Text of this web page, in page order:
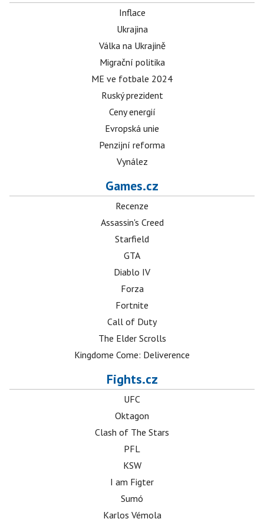
Inflace
Ukrajina
Válka na Ukrajině
Migrační politika
ME ve fotbale 2024
Ruský prezident
Ceny energií
Evropská unie
Penzijní reforma
Vynález
Games.cz
Recenze
Assassin's Creed
Starfield
GTA
Diablo IV
Forza
Fortnite
Call of Duty
The Elder Scrolls
Kingdome Come: Deliverence
Fights.cz
UFC
Oktagon
Clash of The Stars
PFL
KSW
I am Figter
Sumó
Karlos Vémola